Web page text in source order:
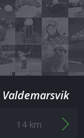
14 km